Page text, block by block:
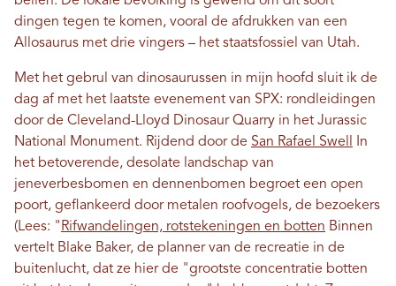
dingen tegen te komen, vooral de afdrukken van een
Allosaurus met drie vingers – het staatsfossiel van Utah.
Met het gebrul van dinosaurussen in mijn hoofd sluit ik de
dag af met het laatste evenement van SPX: rondleidingen
door de Cleveland-Lloyd Dinosaur Quarry in het Jurassic
National Monument. Rijdend door de San Rafael Swell In
het betoverende, desolate landschap van
jeneverbesbomen en dennenbomen begroet een open
poort, geflankeerd door metalen roofvogels, de bezoekers
(Lees: "Rifwandelingen, rotstekeningen en botten Binnen
vertelt Blake Baker, de planner van de recreatie in de
buitenlucht, dat ze hier de "grootste concentratie botten